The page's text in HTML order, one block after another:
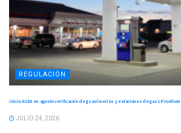
REGULACIÓN
Inicia ASEA en agosto verificación de gasolinerías y estaciones de gas LP conforme
JULIO 24, 2026